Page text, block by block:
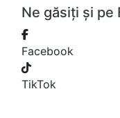
Ne găsiți și pe
Facebook
TikTok